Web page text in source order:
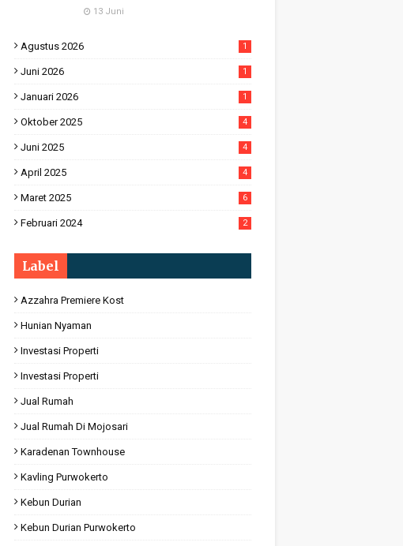
13 Juni
Agustus 2026 1
Juni 2026 1
Januari 2026 1
Oktober 2025 4
Juni 2025 4
April 2025 4
Maret 2025 6
Februari 2024 2
Label
Azzahra Premiere Kost
Hunian Nyaman
Investasi Properti
Investasi Properti
Jual Rumah
Jual Rumah Di Mojosari
Karadenan Townhouse
Kavling Purwokerto
Kebun Durian
Kebun Durian Purwokerto